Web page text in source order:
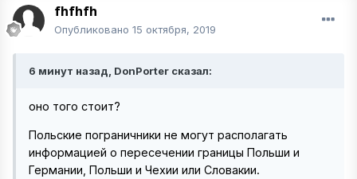
fhfhfh
Опубликовано 15 октября, 2019
6 минут назад, DonPorter сказал:
оно того стоит?
Польские пограничники не могут располагать
информацией о пересечении границы Польши и
Германии, Польши и Чехии или Словакии.